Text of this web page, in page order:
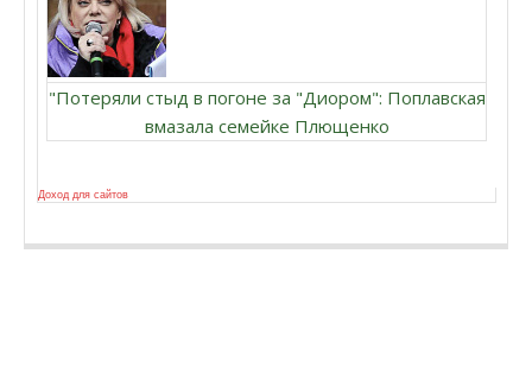
"Потеряли стыд в погоне за "Диором": Поплавская
вмазала семейке Плющенко
Доход для сайтов